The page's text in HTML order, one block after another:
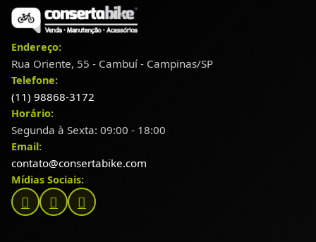
Endereço:
Rua Oriente, 55 - Cambuí - Campinas/SP
Telefone:
(11) 98868-3172
Horário:
Segunda à Sexta: 09:00 - 18:00
Email:
contato@consertabike.com
Mídias Sociais: